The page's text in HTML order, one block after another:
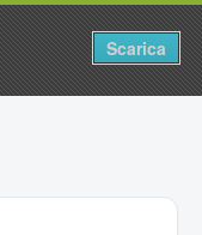
Scarica